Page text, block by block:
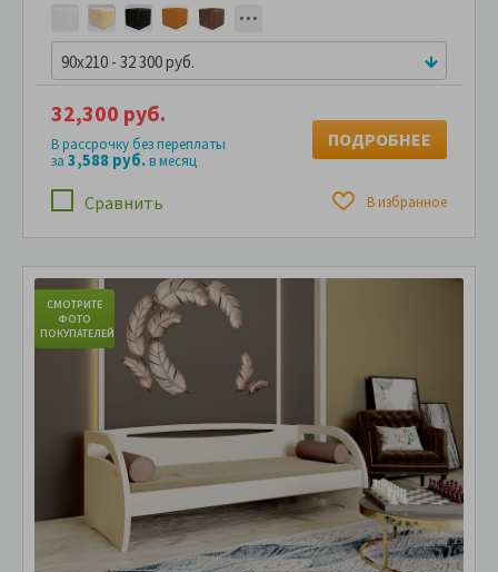
90x210 - 32 300 руб.
Сравнить В избранное
32,300 руб.
В рассрочку без переплаты
за 3,588 руб.в месяц
ПОДРОБНЕЕ
СМОТРИТЕ
ФОТО
ПОКУПАТЕЛЕЙ